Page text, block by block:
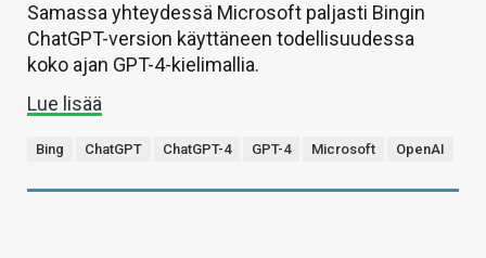
Samassa yhteydessä Microsoft paljasti Bingin
ChatGPT-version käyttäneen todellisuudessa
koko ajan GPT-4-kielimallia.
Lue lisää
Bing ChatGPT ChatGPT-4 GPT-4 Microsoft OpenAI